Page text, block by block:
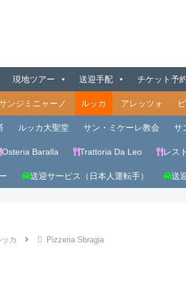
現地ツアー 送迎手配 チケット予
ンジミニャーノ ルッカ アレッツォ
ルッカ大聖堂 サン・ミケーレ教会 サ
Osteria Baralla Trattoria Da Leo レス
送迎サービス（日本人運転手） 送
カ Pizzeria Sbragia